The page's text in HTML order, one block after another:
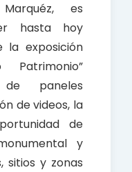
k
A
p
es
hasta hoy
la exposición
Patrimonio”
paneles
de videos, la
de
y
sitios y zonas